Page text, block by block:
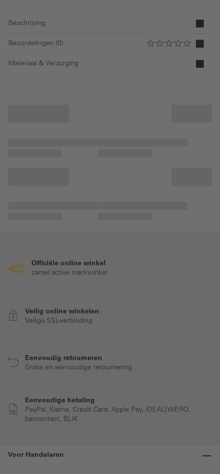
Beschrijving
Beoordelingen (0)
Materiaal & Verzorging
Officiële online winkel
camel active merkwinkel
Veilig online winkelen
Veilige SSL-verbinding
Eenvoudig retourneren
Gratis en eenvoudige retournering
Eenvoudige betaling
PayPal, Klarna, Credit Card, Apple Pay, iDEAL| WERO,
bancontact, BLIK
Voor Handelaren